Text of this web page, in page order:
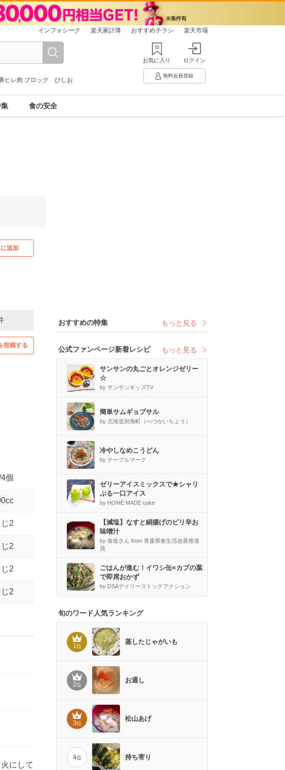
インフォシーク 楽天家計簿 おすすめチラシ 楽天市場
ヒレ肉 ブロック ひしお
お気に入り ログイン
無料会員登録
食の安全
追加
投稿する
個
2
2
2
2
にして
おすすめの特集 もっと見る
公式ファンページ新着レシピ もっと見る
サンサンの丸ごとオレンジゼリー
☆
by サンサンキッズTV
簡単サムギョプサル
by 北海道別海町（べつかいちょう）
冷やしなめこうどん
by テーブルマーク
ゼリーアイスミックスで★シャリ
ぷる一口アイス
by HOME MADE cake
【減塩】なすと絹揚げのピリ辛お
味噌汁
by 食改さん from 青森県食生活改善推進
員
ごはんが進む！イワシ缶×カブの葉
で即席おかず
by DSAデイリーストックアクション
旬のワード人気ランキング
1位
蒸したじゃがいも
2位
お通し
3位
松山あげ
4位 持ち寄り